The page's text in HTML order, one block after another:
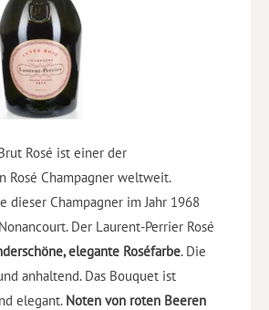
Rosé ist einer der
Rosé Champagner weltweit.
dieser Champagner im Jahr 1968
Der Laurent-Perrier Rosé
elegante Roséfarbe. Die
anhaltend. Das Bouquet ist
elegant. Noten von roten Beeren